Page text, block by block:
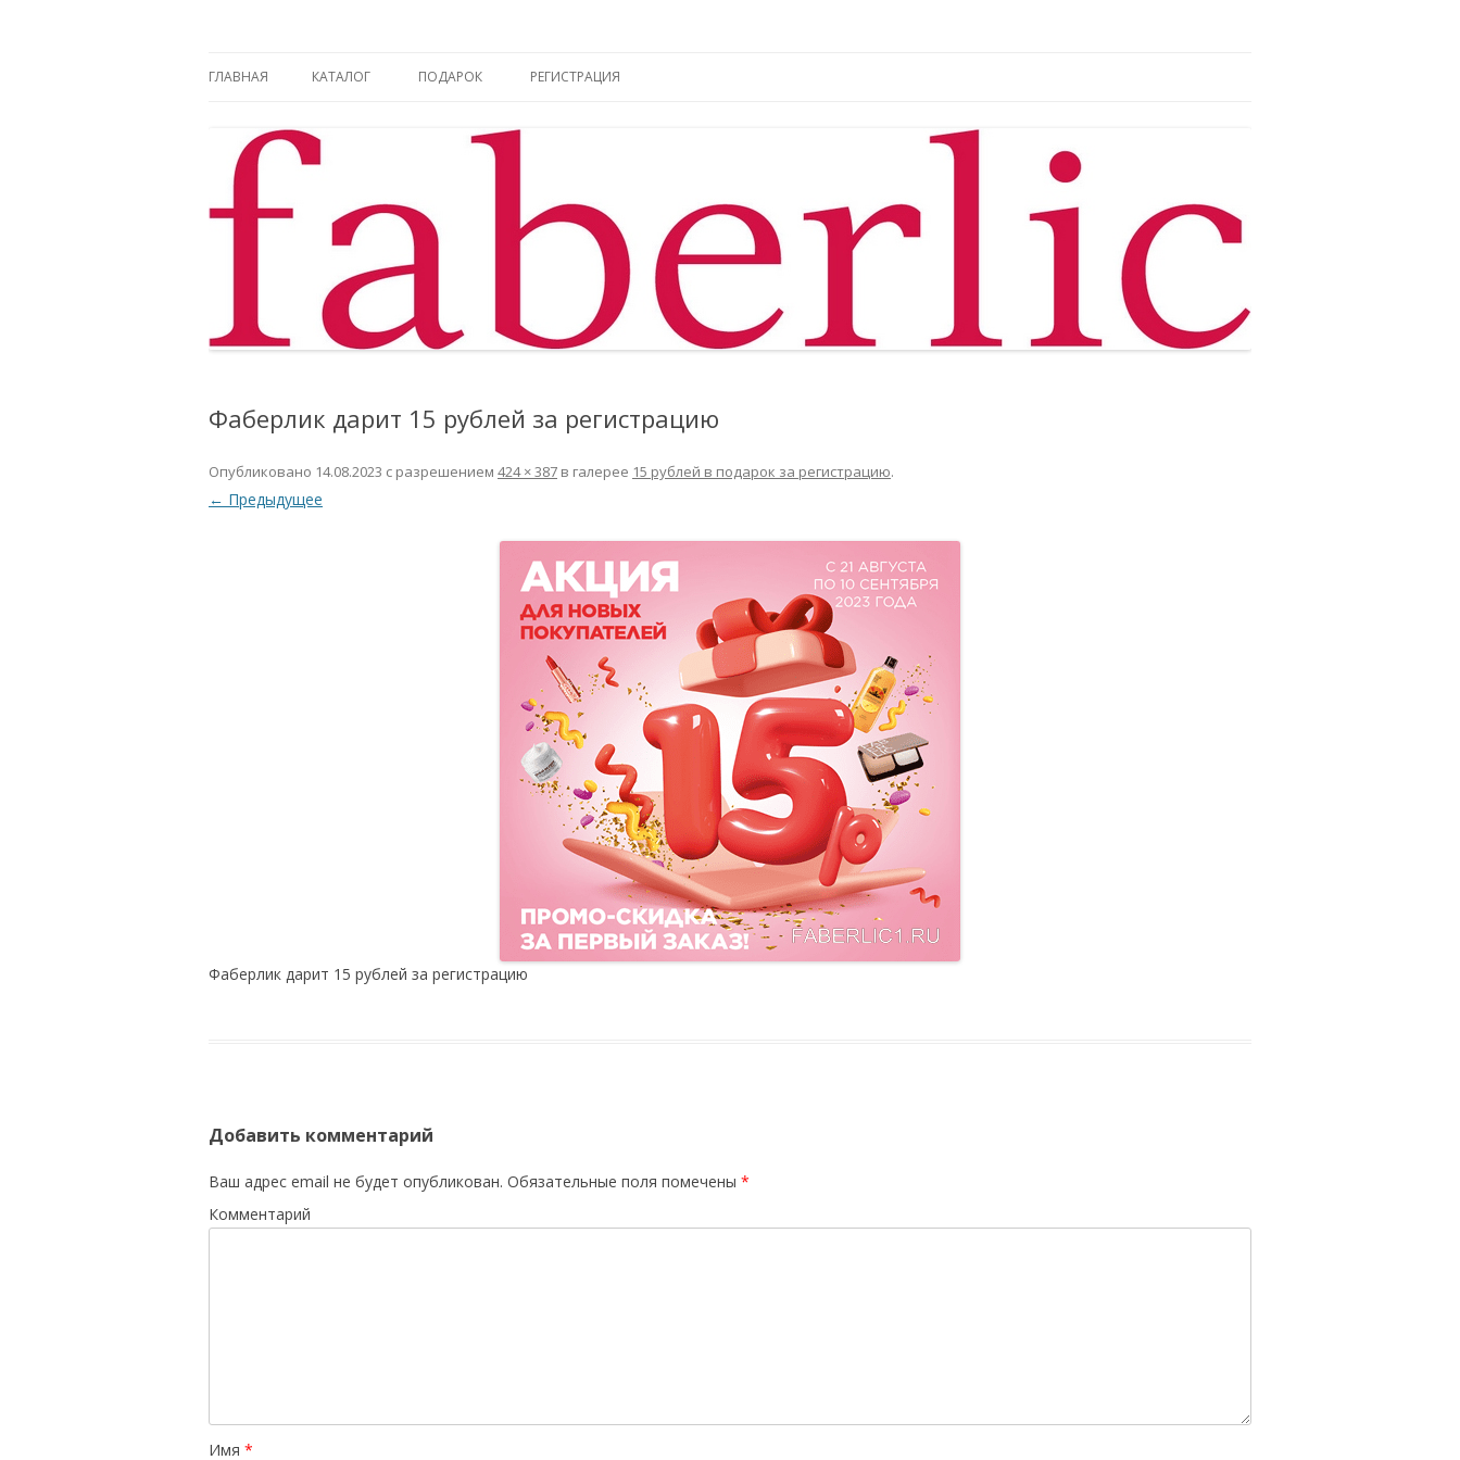
ГЛАВНАЯ КАТАЛОГ ПОДАРОК РЕГИСТРАЦИЯ
Фаберлик дарит 15 рублей за регистрацию
Опубликовано 14.08.2023 с разрешением 424 × 387 в галерее 15 рублей в подарок за регистрацию.
← Предыдущее
Фаберлик дарит 15 рублей за регистрацию
Добавить комментарий
Ваш адрес email не будет опубликован. Обязательные поля помечены *
Комментарий
Имя *